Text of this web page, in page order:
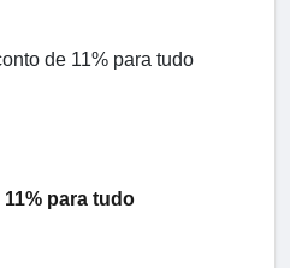
para tudo